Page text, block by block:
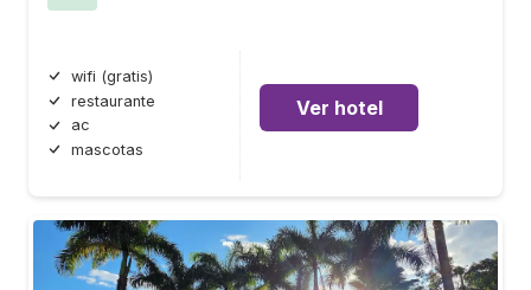
wifi (gratis)
restaurante
ac
mascotas
Ver hotel